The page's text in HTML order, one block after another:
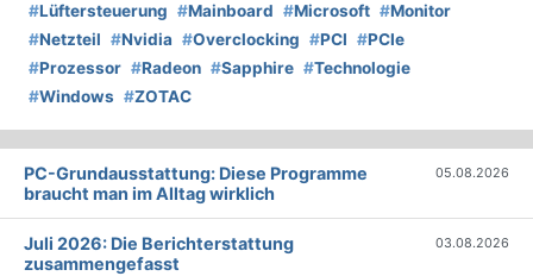
#Lüftersteuerung #Mainboard #Microsoft #Monitor
#Netzteil #Nvidia #Overclocking #PCI #PCIe
#Prozessor #Radeon #Sapphire #Technologie
#Windows #ZOTAC
PC-Grundausstattung: Diese Programme
braucht man im Alltag wirklich
05.08.2026
Juli 2026: Die Bericht­erstattung
zusammengefasst
03.08.2026